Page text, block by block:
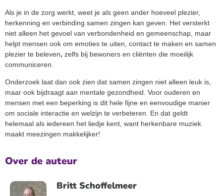
Als je in de zorg werkt, weet je als geen ander hoeveel plezier,
herkenning en verbinding samen zingen kan geven. Het versterkt
niet alleen het gevoel van verbondenheid en gemeenschap, maar
helpt mensen ook om emoties te uiten, contact te maken en samen
plezier te beleven, zelfs bij bewoners en cliënten die moeilijk
communiceren.
Onderzoek laat dan ook zien dat samen zingen niet alleen leuk is,
maar ook bijdraagt aan mentale gezondheid. Voor ouderen en
mensen met een beperking is dit hele fijne en eenvoudige manier
om sociale interactie en welzijn te verbeteren. En dat geldt
helemaal als iedereen het liedje kent, want herkenbare muziek
maakt meezingen makkelijker!
Over de auteur
Britt Schoffelmeer